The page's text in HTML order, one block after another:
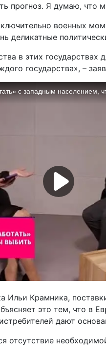
прогноз. Я думаю,
военных
деликатные
в этих государствах
государства», –
Ильи Крамника,
это тем, что в
дают
отсутствие